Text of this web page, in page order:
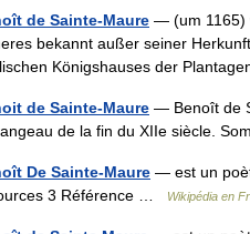
de Sainte-Maure — (um 1165)
bekannt außer seiner
Königshauses der
de Sainte-Maure — Benoît de
de la fin du XIIe siècle.
De Sainte-Maure — est un
3 Référence …
Wikipédia en